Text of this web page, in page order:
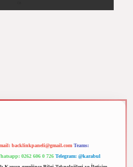
backlinkpaneli@gmail.com Teams:
0262 606 0 726 Telegram: @karabul